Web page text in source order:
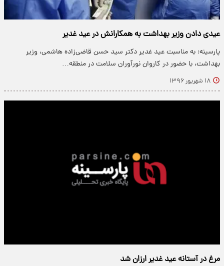
عیدی دادن وزیر بهداشت به همکارانش در عید غدیر
پارسینه: به مناسبت عید غدیر دکتر سید حسن قاضی‌زاده هاشمی، وزیر
بهداشت، با حضور در کاروان نورآوران سلامت در منطقه…
۱۸ شهریور ۱۳۹۶
مرغ در آستانه عید غدیر ارزان شد